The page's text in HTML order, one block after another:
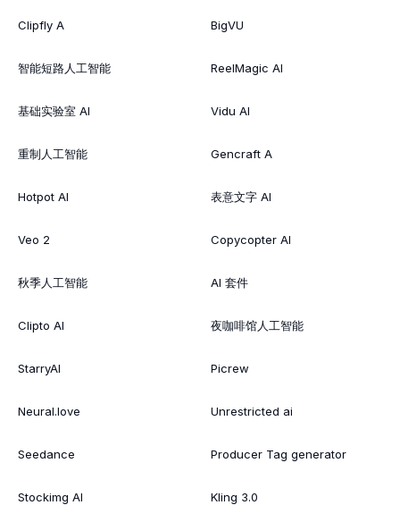
Clipfly A
智能短路人工智能
基础实验室 AI
重制人工智能
Hotpot AI
Veo 2
秋季人工智能
Clipto AI
StarryAI
Neural.love
Seedance
Stockimg AI
BigVU
ReelMagic AI
Vidu AI
Gencraft A
表意文字 AI
Copycopter AI
AI 套件
夜咖啡馆人工智能
Picrew
Unrestricted ai
Producer Tag generator
Kling 3.0